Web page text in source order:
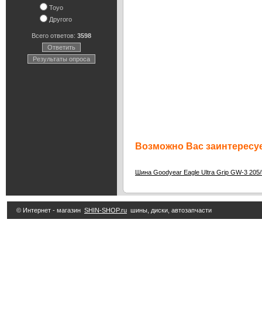
Toyo
Другого
Всего ответов: 3598
Ответить
Результаты опроса
Возможно Вас
Шина Goodyear Eagle Ultra Grip GW-3
© Интернет - магазин SHIN-SHOP.ru шины, диски, автозапчасти